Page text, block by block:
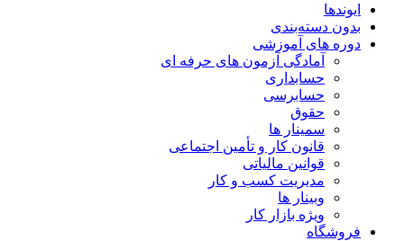
ایوندها
بدون دسته‌بندی
دوره های آموزشی
آمادگی آزمون های حرفه ای
حسابداری
حسابرسی
حقوق
سمینار ها
قانون کار و تأمین اجتماعی
قوانین مالیاتی
مدیریت کسب و کار
وبینار ها
ویژه بازار کار
فروشگاه